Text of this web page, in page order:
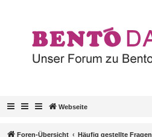
Webseite
Foren-Übersicht Häufig gestellte Fragen